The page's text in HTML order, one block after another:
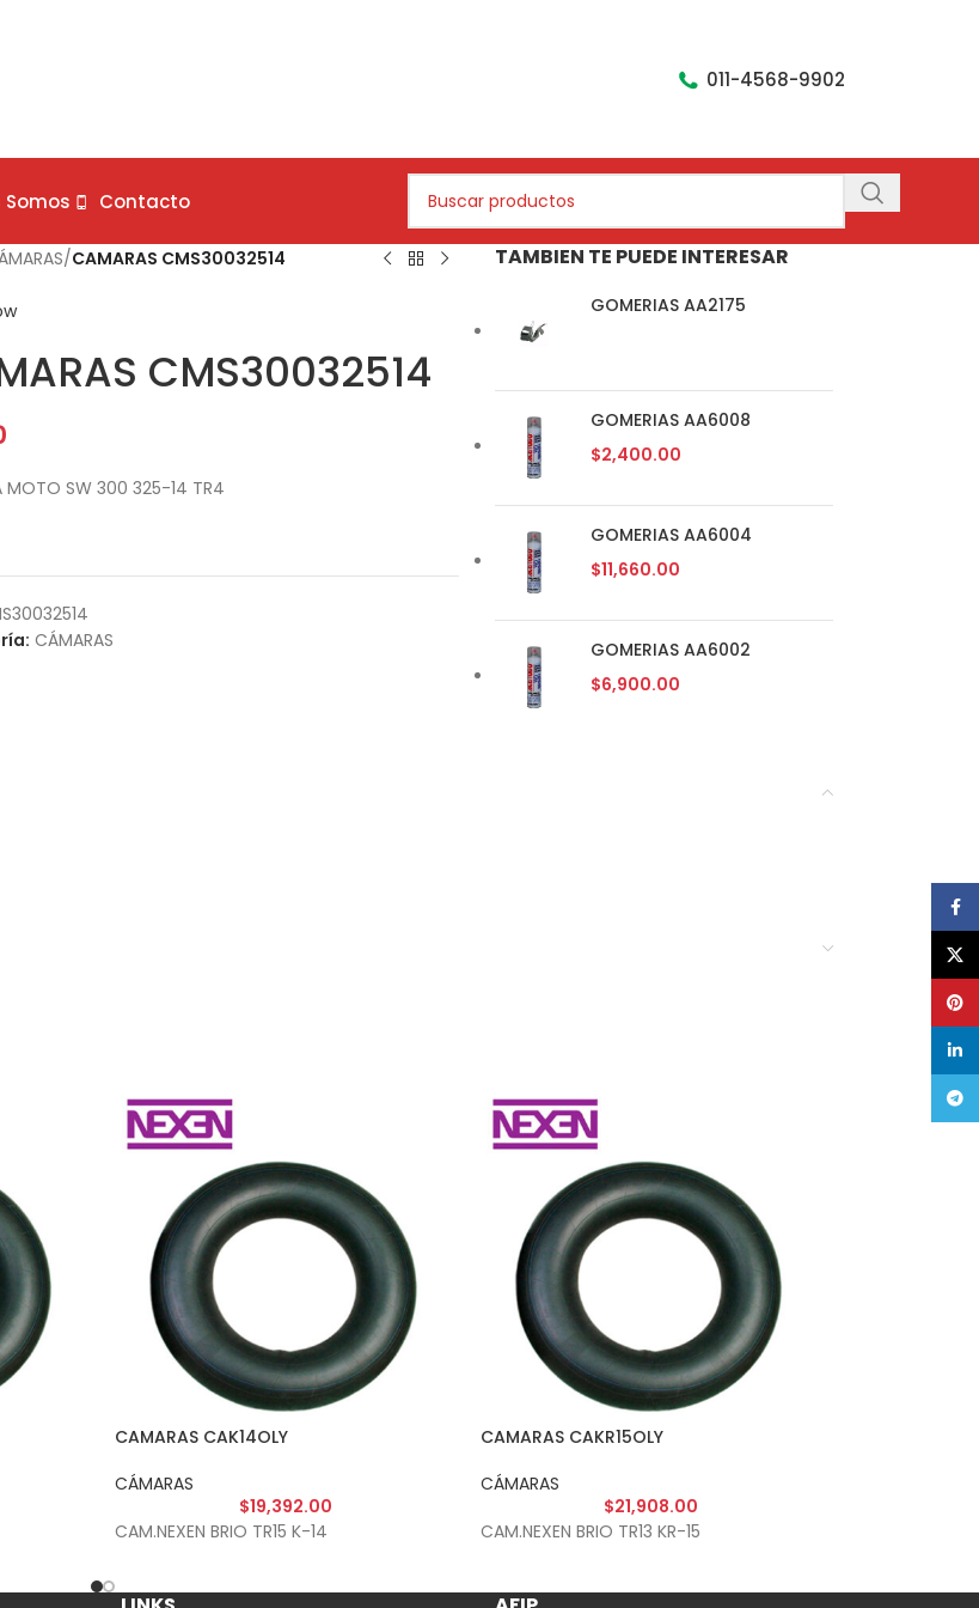
011-4568-9902
Somos Contacto
/CAMARAS CMS30032514
CMS30032514
MOTO SW 300 325-14 TR4
CÁMARAS
TAMBIEN TE PUEDE INTERESAR
GOMERIAS AA2175
GOMERIAS AA6008
$2,400.00
GOMERIAS AA6004
$11,660.00
GOMERIAS AA6002
$6,900.00
CAMARAS CAK14OLY
CÁMARAS
$19,392.00
CAM.NEXEN BRIO TR15 K-14
CAMARAS CAKR15OLY
CÁMARAS
$21,908.00
CAM.NEXEN BRIO TR13 KR-15